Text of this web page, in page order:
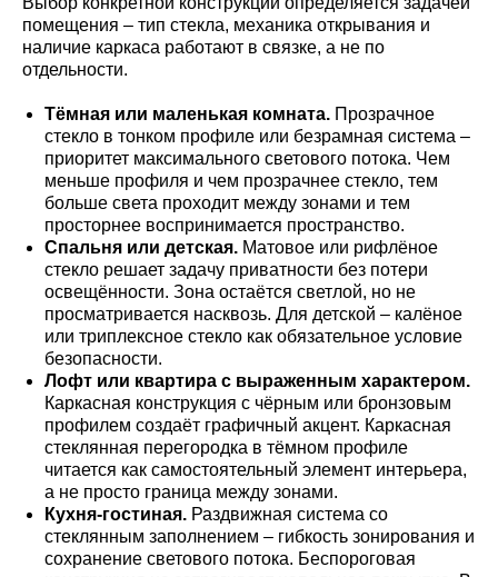
помещения – тип стекла, механика открывания и
наличие каркаса работают в связке, а не по
отдельности.
Тёмная или маленькая комната. Прозрачное
стекло в тонком профиле или безрамная система –
приоритет максимального светового потока. Чем
меньше профиля и чем прозрачнее стекло, тем
больше света проходит между зонами и тем
просторнее воспринимается пространство.
Спальня или детская. Матовое или рифлёное
стекло решает задачу приватности без потери
освещённости. Зона остаётся светлой, но не
просматривается насквозь. Для детской – калёное
или триплексное стекло как обязательное условие
безопасности.
Лофт или квартира с выраженным характером.
Каркасная конструкция с чёрным или бронзовым
профилем создаёт графичный акцент. Каркасная
стеклянная перегородка в тёмном профиле
читается как самостоятельный элемент интерьера,
а не просто граница между зонами.
Кухня-гостиная. Раздвижная система со
стеклянным заполнением – гибкость зонирования и
сохранение светового потока. Беспороговая